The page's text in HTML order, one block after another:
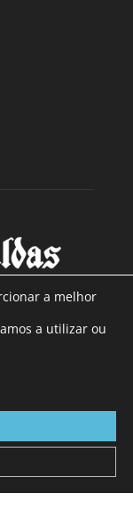
de 90 anos de
leitores por
em Portugal
a melhor
a utilizar ou